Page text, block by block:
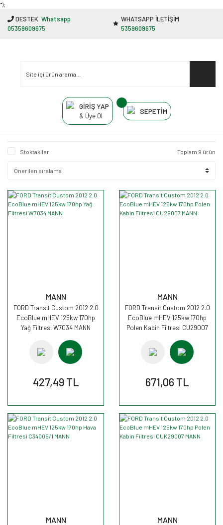
"');
DESTEK Whatsapp
05359609675
WHATSAPP İLETİŞİM
5359609675
GİRİŞ YAP
& Üye Ol
SEPETİM
Stoktakiler Toplam 9 ürün
MANN
FORD Transit Custom 2012 2.0
EcoBlue mHEV 125kw 170hp
Yağ Filtresi W7034 MANN
427,49 TL
MANN
FORD Transit Custom 2012 2.0
EcoBlue mHEV 125kw 170hp
Polen Kabin Filtresi CU29007
671,06 TL
MANN MANN